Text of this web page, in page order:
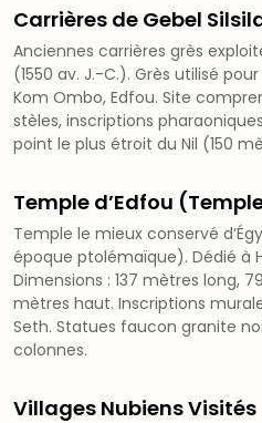
Carrières de Gebel
Anciennes carrières grès
(1550 av. J.-C.). Grès utilisé
Kom Ombo, Edfou. Site
stèles, inscriptions
point le plus étroit du Nil (150
Temple d’Edfou
Temple le mieux conservé
époque ptolémaïque). Dédié à
Dimensions : 137 mètres long,
mètres haut. Inscriptions
Seth. Statues faucon granite
colonnes.
Villages Nubiens Visités